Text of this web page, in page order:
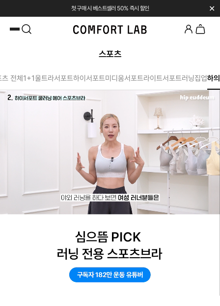
첫 구매 시 베스트셀러 50% 즉시 할인 ✕
스포츠
츠 전체1+1울트라서포트하이서포트미디움서포트라이트서포트러닝집업하의